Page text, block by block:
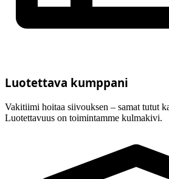
Luotettava kumppani
Vakitiimi hoitaa siivouksen – samat tutut
Luotettavuus on toimintamme kulmakivi.